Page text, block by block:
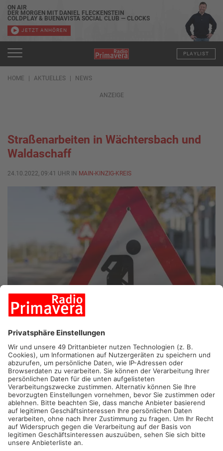
ON AIR
DER MORGEN MIT DANIEL FLECKENSTEIN
COLDPLAY & BUENAVISTA SOCIAL CLUB — CLOCKS
JETZT ANHÖREN
PLAYLIST
HOME AKTUELLES NEWS
ANZEIGE
Straßenarbeiten in Wächtersbach und
Waldaschaff
24.10.2022, 09:41 UHR IN MAIN-KINZIG-KREIS
WÄCHTERSBACH/ WALDASCHAFF.Mit Beginn der
hessischen Herbstferien gibt es neue Straßenbaustellen im
Primaveraland. Und einige sorgen für richtig Frust bei den
Autofahrern. So macht Hessen-Mobil heute in Wächtersbach
auch die Autobahnauffahrt Richtung Fulda dicht, um bei der
Fahrbahnsanierung der A66 weiter zu kommen. Problem: Die 8
Kilometer entfernte Ersatzauffahrt in Bad Soden-Salmünster
ist nicht erreichbar, weil in Salmünster die
Ortsstraßensanierung noch nicht fertig ist. Autofahrer müssen
30 Kilometer Umweg über Bad Orb und das Hohe Kreuz im
Spessart inkaufnehmen, oder auf Schleichwegen zur Auffahrt.